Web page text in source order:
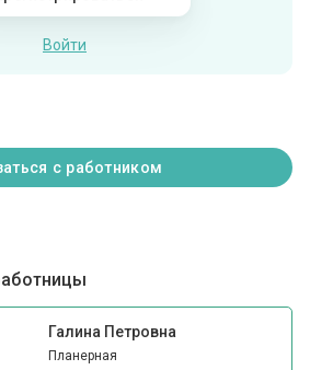
Войти
с работником
Галина Петровна
Планерная